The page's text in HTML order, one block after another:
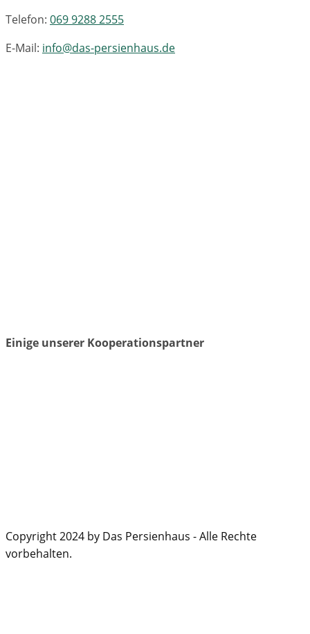
Telefon: 069 9288 2555
E-Mail: info@das-persienhaus.de
Einige unserer Kooperationspartner
Copyright 2024 by Das Persienhaus - Alle Rechte
vorbehalten.